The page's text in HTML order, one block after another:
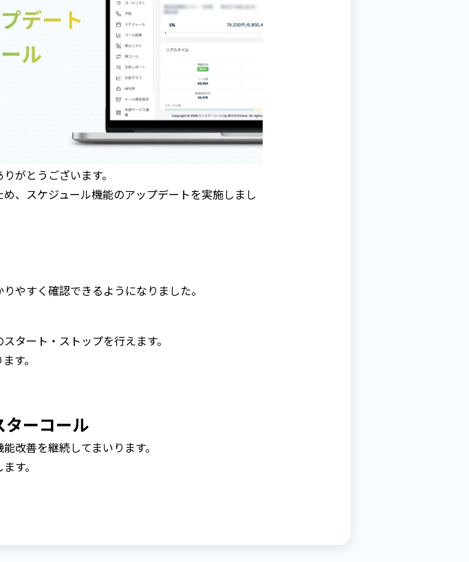
がとうございます。
、スケジュール機能のアップデートを実施しまし
やすく確認できるようになりました。
タート・ストップを行えます。
す。
ターコール
改善を継続してまいります。
す。